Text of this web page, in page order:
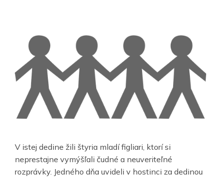
V istej dedine žili štyria mladí figliari, ktorí si
neprestajne vymýšľali čudné a neuveriteľné
rozprávky. Jedného dňa uvideli v hostinci za dedinou